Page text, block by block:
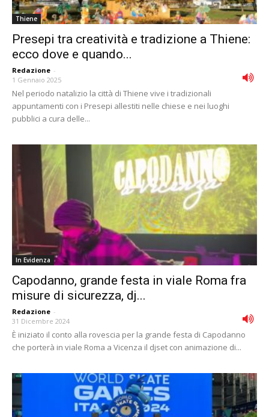
Thiene
Presepi tra creatività e tradizione a Thiene:
ecco dove e quando...
Redazione -
1 Gennaio 2025
Nel periodo natalizio la città di Thiene vive i tradizionali
appuntamenti con i Presepi allestiti nelle chiese e nei luoghi
pubblici a cura delle...
In Evidenza
Capodanno, grande festa in viale Roma fra
misure di sicurezza, dj...
Redazione -
31 Dicembre 2024
È iniziato il conto alla rovescia per la grande festa di Capodanno
che porterà in viale Roma a Vicenza il djset con animazione di...